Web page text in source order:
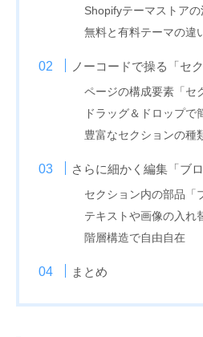
Shopifyテーマストアの
無料と有料テーマの違
ノーコードで操る「セク
ページの構成要素「セ
ドラッグ＆ドロップで
豊富なセクションの種
さらに細かく編集「ブロ
セクション内の部品「
テキストや画像の入れ
階層構造で自由自在
まとめ